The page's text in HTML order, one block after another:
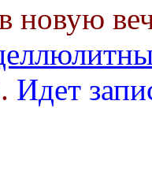
новую
Идет